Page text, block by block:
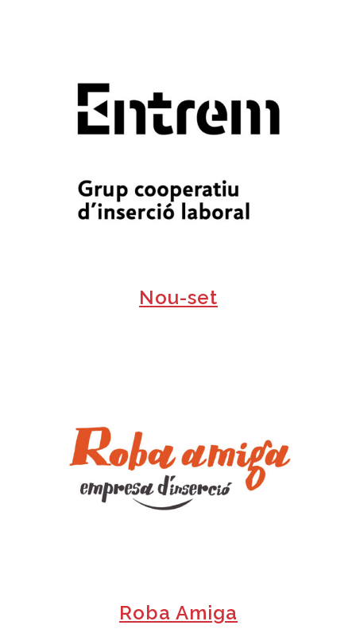
+
Nou-set
+
Roba Amiga